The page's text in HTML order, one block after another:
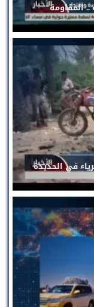
المقاومة
في الحديدة